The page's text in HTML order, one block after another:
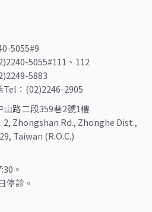
5055#9
5055#111、112
5883
：(02)2246-2905
路二段359巷2號1樓
2, Zhongshan Rd., Zhonghe Dist.,
Taiwan (R.O.C.)
。
停診。